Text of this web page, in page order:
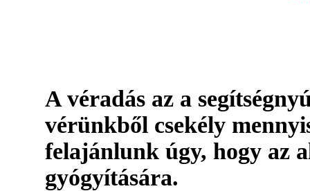
A véradás az a
vérünkből csekély
felajánlunk úgy, hogy az
gyógyítására.